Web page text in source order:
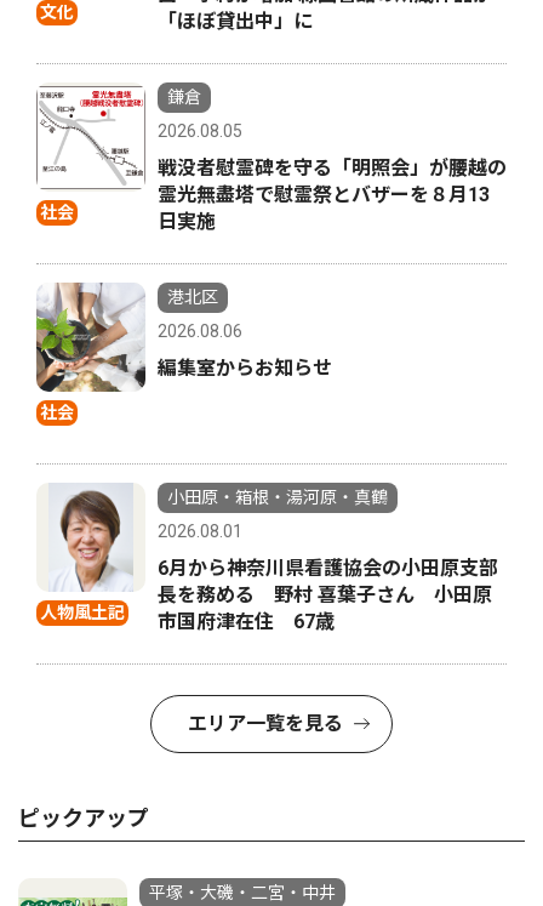
文化
「ほぼ貸出中」に
社会
鎌倉
2026.08.05
戦没者慰霊碑を守る「明照会」が腰越の
霊光無盡塔で慰霊祭とバザーを８月13
日実施
社会
港北区
2026.08.06
編集室からお知らせ
人物風土記
小田原・箱根・湯河原・真鶴
2026.08.01
6月から神奈川県看護協会の小田原支部
長を務める 野村 喜葉子さん 小田原
市国府津在住 67歳
エリア一覧を見る
ピックアップ
平塚・大磯・二宮・中井